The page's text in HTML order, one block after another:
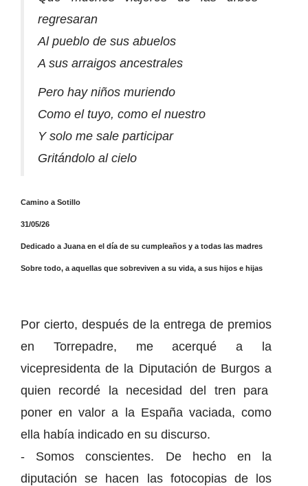
regresaran
Al pueblo de sus abuelos
A sus arraigos ancestrales
Pero hay niños muriendo
Como el tuyo, como el nuestro
Y solo me sale participar
Gritándolo al cielo
Camino a Sotillo
31/05/26
Dedicado a Juana en el día de su cumpleaños y a todas las madres
Sobre todo, a aquellas que sobreviven a su vida, a sus hijos e hijas
Por cierto, después de la entrega de premios
en Torrepadre, me acerqué a la
vicepresidenta de la Diputación de Burgos a
quien recordé la necesidad del tren para
poner en valor a la España vaciada, como
ella había indicado en su discurso.
- Somos conscientes. De hecho en la
diputación se hacen las fotocopias de los